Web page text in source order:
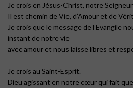
Je crois en Jésus-Christ, notre
Il est chemin de Vie, d’Amour et de
Je crois que le message de l’Evangile
instant de notre vie
avec amour et nous laisse libres et
Je crois au Saint-Esprit.
Dieu agissant en notre cœur qui fait